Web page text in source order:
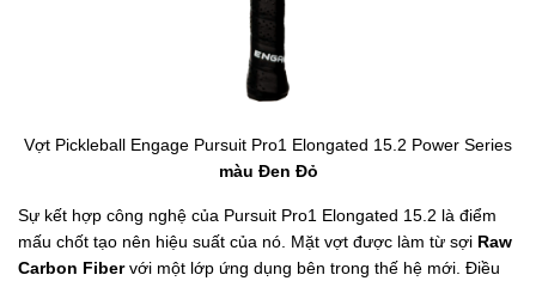
Vợt Pickleball Engage Pursuit Pro1 Elongated 15.2 Power Series
màu Đen Đỏ
Sự kết hợp công nghệ của Pursuit Pro1 Elongated 15.2 là điểm
mấu chốt tạo nên hiệu suất của nó. Mặt vợt được làm từ sợi Raw
Carbon Fibervới một lớp ứng dụng bên trong thế hệ mới. Điều